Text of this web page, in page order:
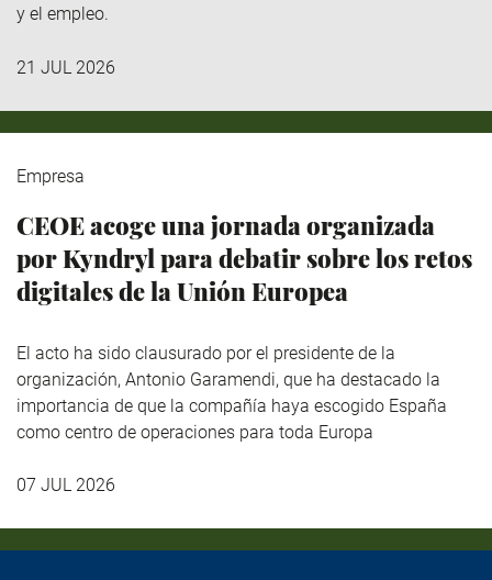
y el empleo.
21 JUL 2026
Empresa
CEOE acoge una jornada organizada
por Kyndryl para debatir sobre los retos
digitales de la Unión Europea
El acto ha sido clausurado por el presidente de la
organización, Antonio Garamendi, que ha destacado la
importancia de que la compañía haya escogido España
como centro de operaciones para toda Europa
07 JUL 2026